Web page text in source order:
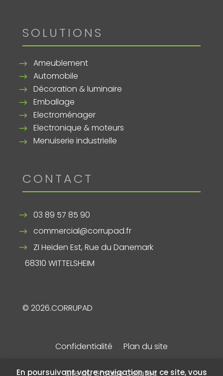
En poursuivant votre navigation sur ce site, vous
SOLUTIONS
Ameublement
Automobile
Décoration & luminaire
Emballage
Electroménager
Electronique & moteurs
Menuiserie industrielle
CONTACT
03 89 57 85 90
commercial@corrupad.fr
ZI Heiden Est, Rue du Danemark
68310 WITTELSHEIM
© 2026.CORRUPAD
Confidentialité Plan du site
Site du Groupe Cellutec